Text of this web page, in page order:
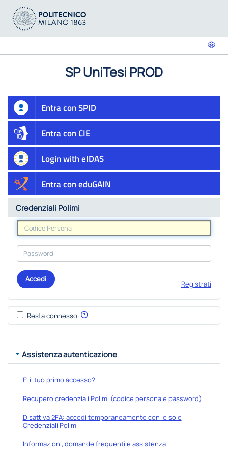
SP UniTesi PROD
Entra con SPID
Entra con CIE
Login with eIDAS
Entra con eduGAIN
Credenziali Polimi
Accedi
Registrati
Resta connesso.
Assistenza autenticazione
E' il tuo primo accesso?
Recupero credenziali Polimi (codice persona e password)
Disattiva 2FA: accedi temporaneamente con le sole
Credenziali Polimi
Informazioni, domande frequenti e assistenza